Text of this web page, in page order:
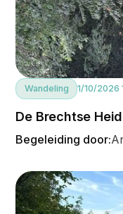
Wandeling 1/10/2026
De Brechtse
Begeleiding door: